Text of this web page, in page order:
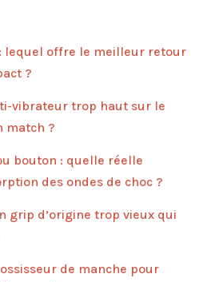
lequel offre le meilleur retour
?
vibrateur trop haut sur le
match ?
bouton : quelle réelle
des ondes de choc ?
grip d’origine trop vieux qui
de manche pour